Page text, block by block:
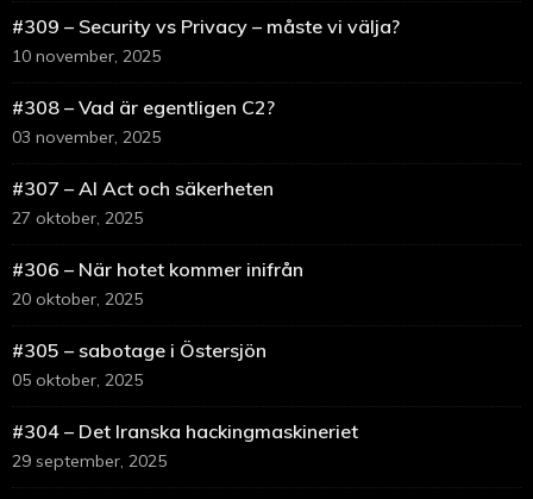
#309 – Security vs Privacy – måste vi välja?
10 november, 2025
#308 – Vad är egentligen C2?
03 november, 2025
#307 – AI Act och säkerheten
27 oktober, 2025
#306 – När hotet kommer inifrån
20 oktober, 2025
#305 – sabotage i Östersjön
05 oktober, 2025
#304 – Det Iranska hackingmaskineriet
29 september, 2025